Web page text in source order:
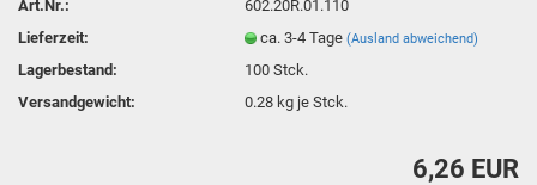
Art.Nr.:
602.20R.01.110
Lieferzeit:
ca. 3-4 Tage(Ausland abweichend)
Lagerbestand: 100Stck.
Versandgewicht:
0.28 kg je Stck.
6,26 EUR